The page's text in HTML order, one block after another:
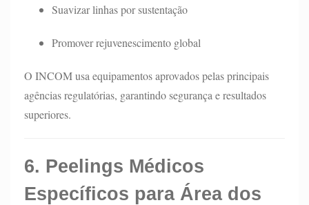
Suavizar linhas por sustentação
Promover rejuvenescimento global
O INCOM usa equipamentos aprovados pelas principais
agências regulatórias, garantindo segurança e resultados
superiores.
6. Peelings Médicos
Específicos para Área dos